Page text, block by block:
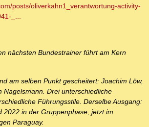
posts/oliverkahn1_verantwortung-activity-
_...
nächsten Bundestrainer führt am Kern
am selben Punkt gescheitert: Joachim Löw,
Nagelsmann. Drei unterschiedliche
Führungsstile. Derselbe Ausgang:
2022 in der Gruppenphase, jetzt im
Paraguay.